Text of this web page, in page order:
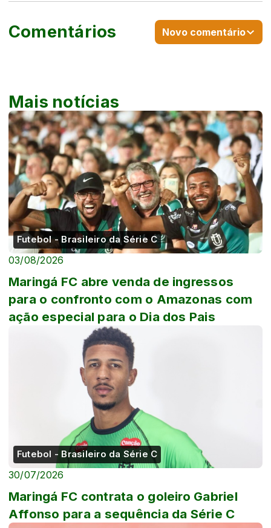
Comentários Novo comentário
Mais notícias
Futebol - Brasileiro da Série C
03/08/2026
Maringá FC abre venda de ingressos
para o confronto com o Amazonas com
ação especial para o Dia dos Pais
Futebol - Brasileiro da Série C
30/07/2026
Maringá FC contrata o goleiro Gabriel
Affonso para a sequência da Série C